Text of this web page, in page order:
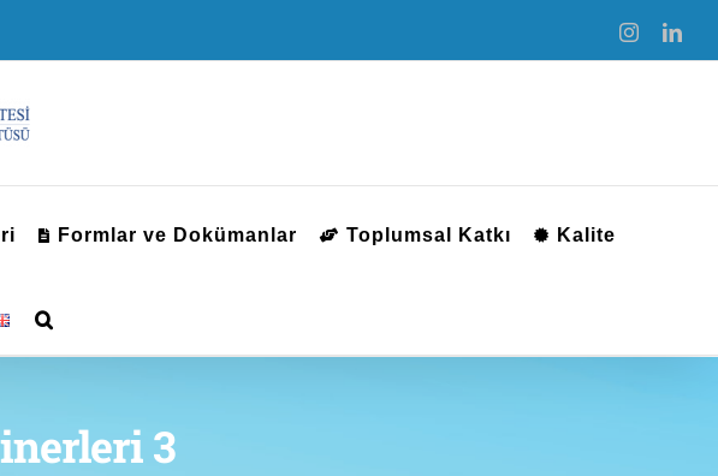
Instagram
Formlar ve Dokümanlar Toplumsal Katkı Kalite
3